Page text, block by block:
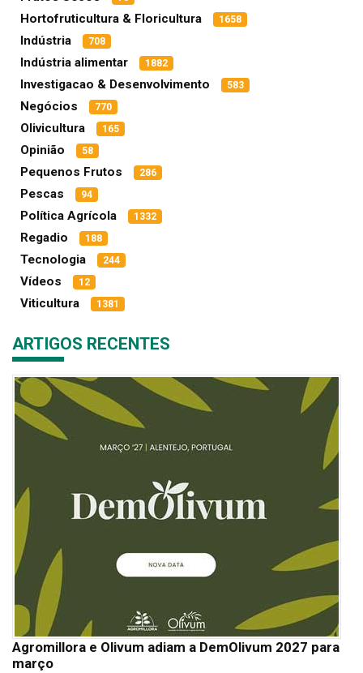
Hortofruticultura & Floricultura 1658
Indústria 708
Indústria alimentar 1882
Investigacao & Desenvolvimento 583
Negócios 770
Olivicultura 165
Opinião 58
Pequenos Frutos 286
Pescas 94
Política Agrícola 1332
Regadio 188
Tecnologia 244
Vídeos 12
Viticultura 1381
ARTIGOS RECENTES
Agromillora e Olivum adiam a DemOlivum 2027 para
março